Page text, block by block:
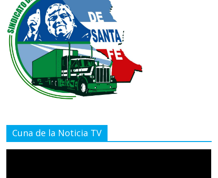
Cuna de la Noticia TV